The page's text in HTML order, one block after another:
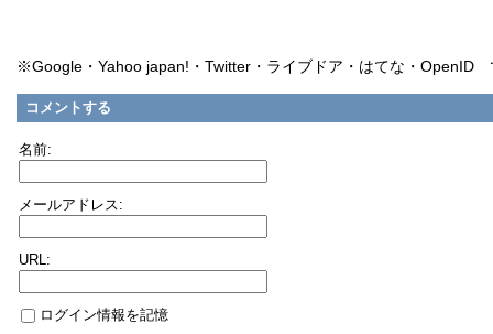
※Google・Yahoo japan!・Twitter・ライブドア・はてな・OpenID
コメントする
名前:
メールアドレス:
URL:
ログイン情報を記憶